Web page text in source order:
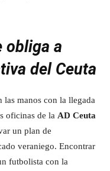
obliga a
del Ceuta
las manos con la llegada
oficinas de la AD Ceuta
un plan de
veraniego. Encontrar
futbolista con la